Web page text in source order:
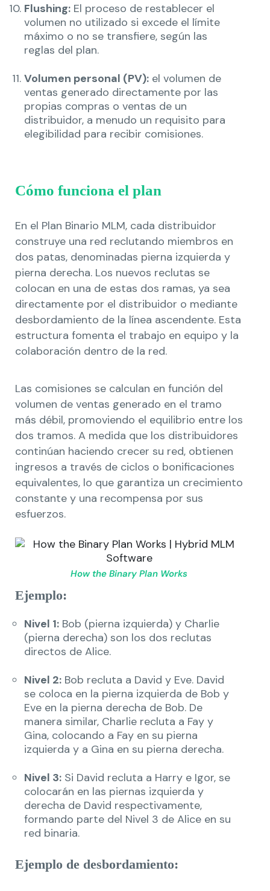
Flushing: El proceso de restablecer el
volumen no utilizado si excede el límite
máximo o no se transfiere, según las
reglas del plan.
Volumen personal (PV): el volumen de
ventas generado directamente por las
propias compras o ventas de un
distribuidor, a menudo un requisito para
elegibilidad para recibir comisiones.
Cómo funciona el plan
En el Plan Binario MLM, cada distribuidor
construye una red reclutando miembros en
dos patas, denominadas pierna izquierda y
pierna derecha. Los nuevos reclutas se
colocan en una de estas dos ramas, ya sea
directamente por el distribuidor o mediante
desbordamiento de la línea ascendente. Esta
estructura fomenta el trabajo en equipo y la
colaboración dentro de la red.
Las comisiones se calculan en función del
volumen de ventas generado en el tramo
más débil, promoviendo el equilibrio entre los
dos tramos. A medida que los distribuidores
continúan haciendo crecer su red, obtienen
ingresos a través de ciclos o bonificaciones
equivalentes, lo que garantiza un crecimiento
constante y una recompensa por sus
esfuerzos.
How the Binary Plan Works
Ejemplo:
Nivel 1: Bob (pierna izquierda) y Charlie
(pierna derecha) son los dos reclutas
directos de Alice.
Nivel 2: Bob recluta a David y Eve. David
se coloca en la pierna izquierda de Bob y
Eve en la pierna derecha de Bob. De
manera similar, Charlie recluta a Fay y
Gina, colocando a Fay en su pierna
izquierda y a Gina en su pierna derecha.
Nivel 3: Si David recluta a Harry e Igor, se
colocarán en las piernas izquierda y
derecha de David respectivamente,
formando parte del Nivel 3 de Alice en su
red binaria.
Ejemplo de desbordamiento: